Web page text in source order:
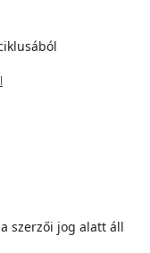
szerzői jog alatt áll